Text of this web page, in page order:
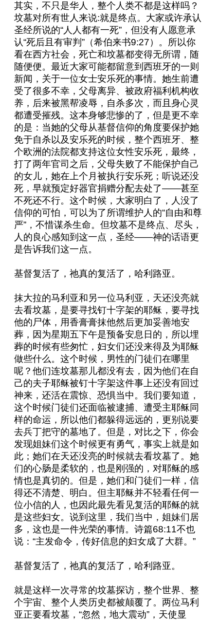
其实，不只是华人，整个人类不都是这样吗？
坟墓对所有世人来说:就是终点。大家或许承认
圣经所说的“人人都有一死”，但没有人愿意承
认“死后且有审判”（希伯来书9:27）。所以你
看在西方社会，死亡和坟墓都变得无所谓，随
随便便。最近大家可能都留意到西班牙的一则
新闻，关于一位女士安乐死的事情。她生前遭
受了很多不幸，父母离异、被政府福利机构收
养，后来被黑帮凌辱，自杀多次，而且身心灵
都遭受摧残。这本身够悲惨的了，但是更不幸
的是：当她的父母从基督信仰的角度要保护她
免于自杀以及安乐死的时候，整个西班牙、整
个欧洲的法院都支持这位女性安乐死，最终，
打了两年官司之后，父母失败了不能保护自己
的女儿，她在上个月被执行安乐死；听说还没
死，早就预定好器官捐赠分配去处了——甚至
不死还不行。这个时候，大家明白了，人没了
信仰的可怕，可以为了所谓维护人的“自由和尊
严”，不惜谋杀生命。但坟墓不是终点、尽头，
人的良心感知到这一点，圣经——神的话语更
是告诉我们这一点。
基督复活了，祂真的复活了，哈利路亚。
抹大拉的马利亚和另一位马利亚，天还没亮就
去看坟墓，是要寻找钉十字架的耶稣，要寻找
他的尸体，用香膏膏抹他然后更加妥善地安
葬，因为星期五下午是预备安息日的，所以埋
葬的时候有些匆忙，妇女们还没来得及为耶稣
做些什么。这个时候，男性的门徒们在哪里
呢？他们连坟墓那儿都没有去，因为他们在自
己的夫子耶稣被钉十字架这件事上还没有回过
神来，还活在震惊、恐惧当中。我们要知道，
这个时候门徒们还面临被逮捕、遭受主耶稣同
样的命运，所以他们都躲得远远的，更别说要
去兵丁把守的墓地了。但是，对比之下，你会
发现姐妹们这个时候更有勇气，事实上就是如
此；她们在天还没亮的时候就去看坟墓了。她
们的心肠是柔软的，也是刚强的，对耶稣的感
情也是真切的。但是，她们和门徒们一样，信
得还不清楚、明白。但主耶稣并不轻看任何一
位小信的人，也因此最先看见复活的耶稣的就
是这些妇女。说到这里，我们当中，姐妹们居
多，这也是一件光荣的事情。诗篇68:11不也
说：“主发命令，传好信息的妇女成了大群。”
基督复活了，祂真的复活了，哈利路亚。
就是这样一次寻常的坟墓探访，整个世界、整
个宇宙、整个人类历史都被颠覆了。两位马利
亚正要看坟墓，“忽然，地大震动”，天使显